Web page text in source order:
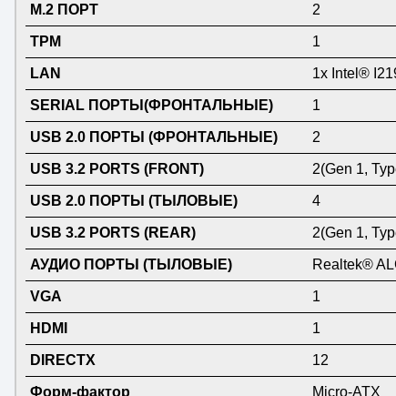
M.2 ПОРТ 2
TPM 1
LAN 1x Intel®
SERIAL ПОРТЫ(ФРОНТАЛЬНЫЕ) 1
USB 2.0 ПОРТЫ (ФРОНТАЛЬНЫЕ) 2
USB 3.2 PORTS (FRONT) 2(Gen 1,
USB 2.0 ПОРТЫ (ТЫЛОВЫЕ) 4
USB 3.2 PORTS (REAR) 2(Gen 1,
АУДИО ПОРТЫ (ТЫЛОВЫЕ) Realtek®
VGA 1
HDMI 1
DIRECTX 12
Форм-фактор Micro-ATX